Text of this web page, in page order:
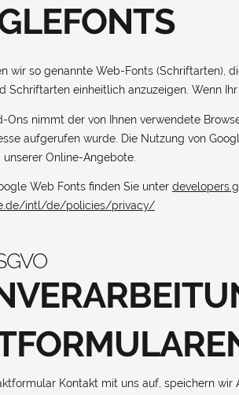
wir so genannte Web-Fonts (Schriftarten),
Schriftarten einheitlich anzuzeigen. Wenn
Ons nimmt der von Ihnen verwendete
aufgerufen wurde. Die Nutzung von
Online-Angebote.
Web Fonts finden Sie unter
intl/de/policies/privacy/
Kontakt mit uns auf, speichern